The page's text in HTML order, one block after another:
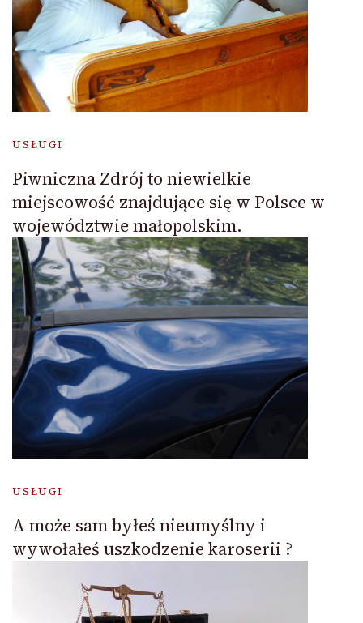
USŁUGI
Piwniczna Zdrój to niewielkie
miejscowość znajdujące się w Polsce w
województwie małopolskim.
USŁUGI
A może sam byłeś nieumyślny i
wywołałeś uszkodzenie karoserii ?